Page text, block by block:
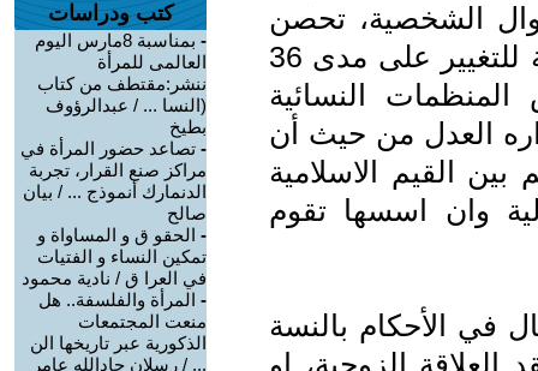
الشخصية، تحصن
بالقدسية لقاومة كل مطالبة أومحاولة للتغيير على مدى 36
بعض المنظمات النسائية
العدل من حيث أن
القيم الاسلامية
وان اسسها تقوم
في الأحكام بالنسة
الزوجية، او
كتب ودراسات
-
بمناسبة 8مارس اليوم
العالمى للمرأة
ننشر:مقتطف من كتاب
(النسا ... / عبدالرؤوف
بطيخ
- تصاعد حضور المرأة في
مراكز صنع القرار، تجربة
الدنمارك أنموذج ... / بيان
صالح
- الحقو ق و المساواة و
تمكين النساء و الفتيات
في العرا ق / نادية محمود
- المرأة والفلسفة.. هل
منعت المجتمعات
الذكورية عبر تاريخها الن
... / رسلان جادالله عامر